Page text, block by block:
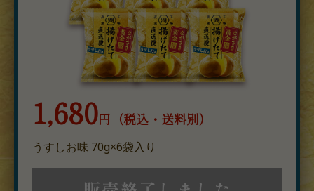
1,680円（税込・送料別）
うすしお味 70g×6袋入り